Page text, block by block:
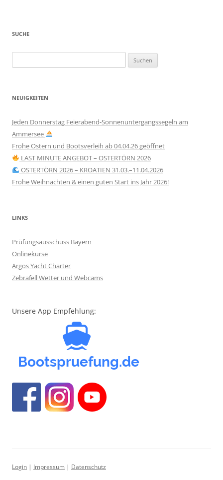
SUCHE
nach:
NEUIGKEITEN
Jeden Donnerstag Feierabend-Sonnenuntergangssegeln am
Ammersee
Frohe Ostern und Bootsverleih ab 04.04.26 geöffnet
LAST MINUTE ANGEBOT – OSTERTÖRN 2026
OSTERTÖRN 2026 – KROATIEN 31.03.–11.04.2026
Frohe Weihnachten & einen guten Start ins Jahr 2026!
LINKS
Prüfungsausschuss Bayern
Onlinekurse
Argos Yacht Charter
Zebrafell Wetter und Webcams
Unsere App Empfehlung:
Login | Impressum | Datenschutz